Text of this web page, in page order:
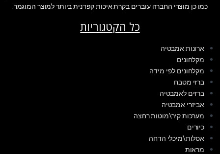
כמו כן מוצרי החברה עוברים בקרת איכות קפדנית ביותר למוצר המוגמר.
כל הקטגוריות
ארונות אמבטיה
מקלחונים
מקלחונים לפי מידה
ברזי מטבח
ברזים לאמבטיה
אביזרי אמבטיה
מערכות קיר\מוטות רחצה
כיורים
אסלות\מיכלי הדחה
מראות